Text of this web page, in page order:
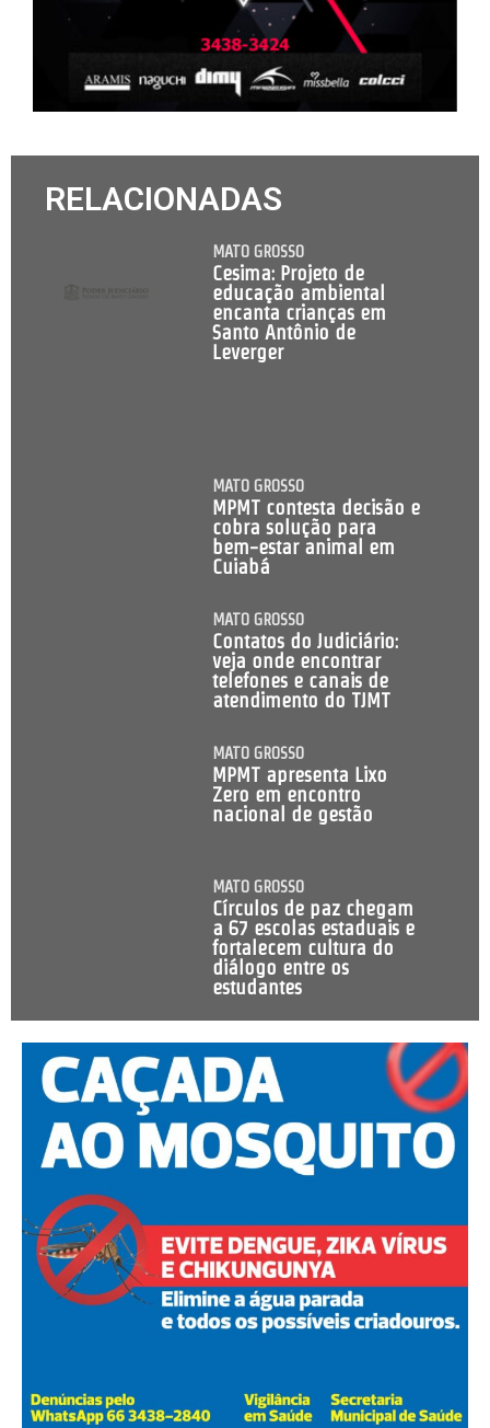
RELACIONADAS
MATO GROSSO
Cesima: Projeto de
educação ambiental
encanta crianças em
Santo Antônio de
Leverger
MATO GROSSO
MPMT contesta decisão e
cobra solução para
bem-estar animal em
Cuiabá
MATO GROSSO
Contatos do Judiciário:
veja onde encontrar
telefones e canais de
atendimento do TJMT
MATO GROSSO
MPMT apresenta Lixo
Zero em encontro
nacional de gestão
MATO GROSSO
Círculos de paz chegam
a 67 escolas estaduais e
fortalecem cultura do
diálogo entre os
estudantes